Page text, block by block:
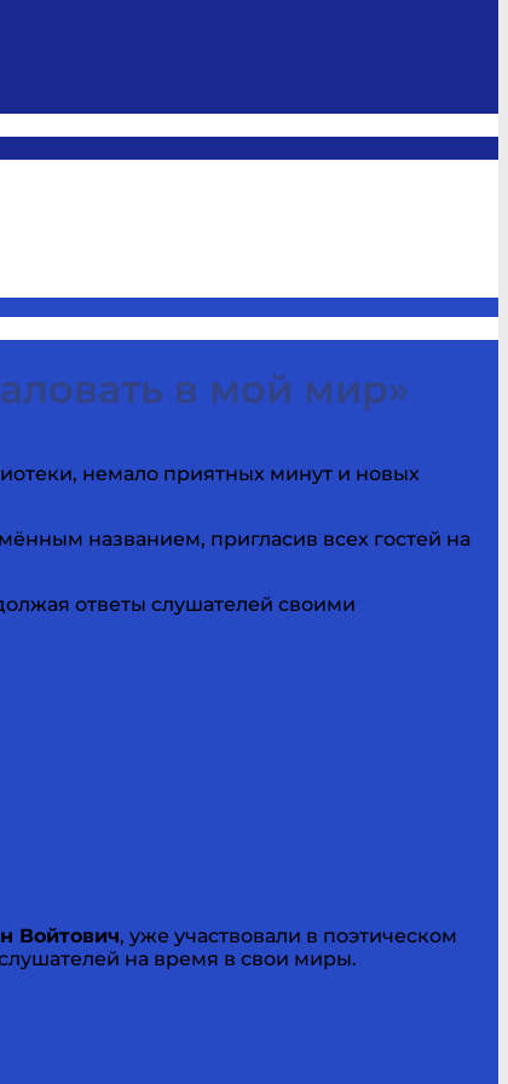
в мой мир»
немало приятных минут и новых
названием, пригласив всех гостей на
ответы слушателей своими
Войтович, уже участвовали в поэтическом
на время в свои миры.